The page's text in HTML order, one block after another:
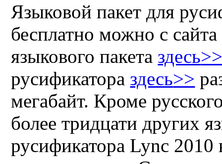
Языковой пакет для
бесплатно можно с сайта
языкового пакета здесь
русификатора здесь>>
мегабайт. Кроме
более тридцати других
русификатора Lync 2010